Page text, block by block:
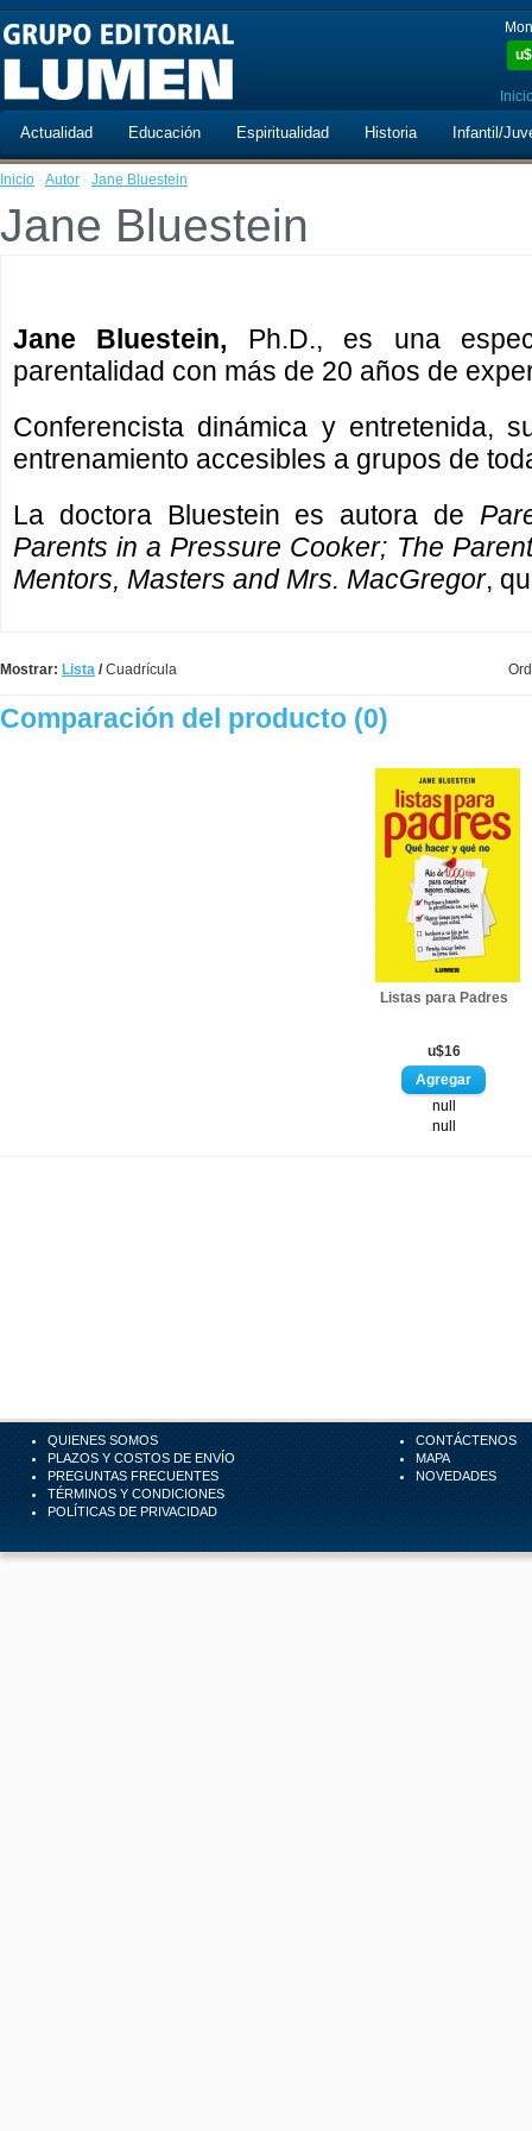
u$
Actualidad Educación Espiritualidad Historia Infantil/
Inicio · Autor · Jane Bluestein
Jane Bluestein
Jane Bluestein, Ph.D., es una
parentalidad con más de 20 años de
Conferencista dinámica y entretenida,
entrenamiento accesibles a grupos de
La doctora Bluestein es autora de
Parents in a Pressure Cooker; The
Mentors, Masters and Mrs. MacGregor,
Mostrar: Lista /Cuadrícula
Comparación del producto (0)
Listas para Padres
u$16
null
null
QUIENES SOMOS
PLAZOS Y COSTOS DE ENVÍO
PREGUNTAS FRECUENTES
TÉRMINOS Y CONDICIONES
POLÍTICAS DE PRIVACIDAD
CONTÁCTENOS
MAPA
NOVEDADES